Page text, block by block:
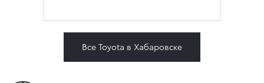
Все Toyota в Хабаровске